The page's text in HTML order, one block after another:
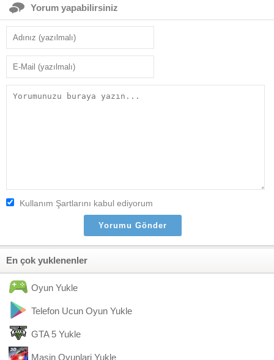
Yorum yapabilirsiniz
Kullanım Şartlarını kabul ediyorum
En çok yuklenenler
Oyun Yukle
Telefon Ucun Oyun Yukle
GTA 5 Yukle
Masin Oyunlari Yukle